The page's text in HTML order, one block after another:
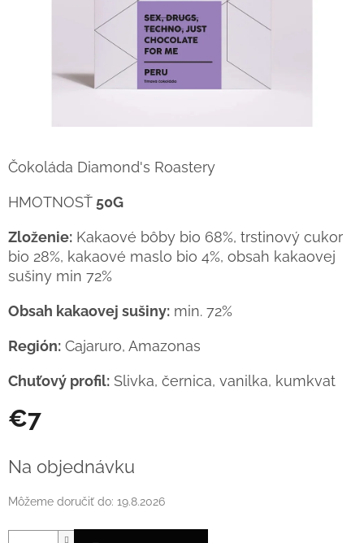
€7
cena:
Na objednávku
Môžeme doručiť do: 19.8.2026
Čokoláda Diamond's Roastery
HMOTNOSŤ 50G
Zloženie: Kakaové bôby bio 68%, trstinový cukor
bio 28%, kakaové maslo bio 4%, obsah kakaovej
sušiny min 72%
Obsah kakaovej sušiny: min. 72%
Región: Cajaruro, Amazonas
Chuťový profil: Slivka, černica, vanilka, kumkvat